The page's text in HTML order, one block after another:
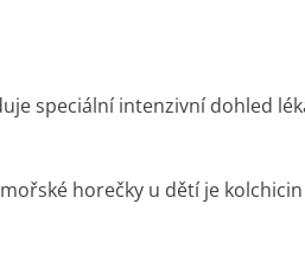
speciální intenzivní dohled
horečky u dětí je